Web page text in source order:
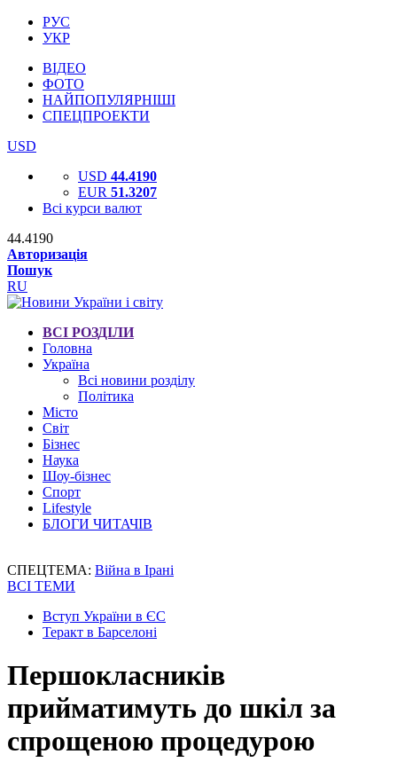
РУС
УКР
ВІДЕО
ФОТО
НАЙПОПУЛЯРНІШІ
СПЕЦПРОЕКТИ
USD
USD 44.4190
EUR 51.3207
Всі курси валют
44.4190
Авторизація
Пошук
RU
ВСІ РОЗДІЛИ
Головна
Україна
Всі новини розділу
Політика
Місто
Світ
Бізнес
Наука
Шоу-бізнес
Спорт
Lifestyle
БЛОГИ ЧИТАЧІВ
СПЕЦТЕМА: Війна в Ірані
ВСІ ТЕМИ
Вступ України в ЄС
Теракт в Барселоні
Першокласників
прийматимуть до шкіл за
спрощеною процедурою